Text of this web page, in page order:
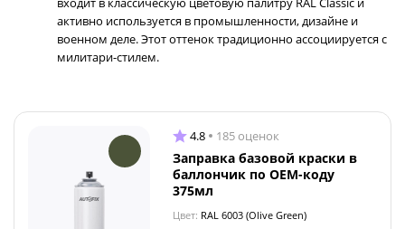
активно используется в промышленности, дизайне и
военном деле. Этот оттенок традиционно ассоциируется с
милитари-стилем.
4.8 185 оценок
Заправка базовой краски в
баллончик по OEM-коду
375мл
Цвет: RAL 6003 (Olive Green)